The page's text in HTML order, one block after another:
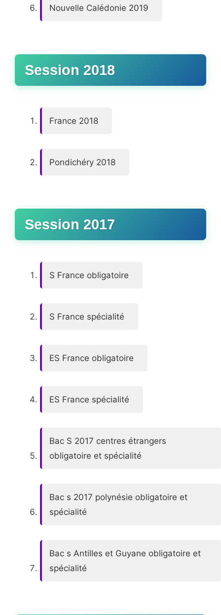
Nouvelle Calédonie 2019
Session 2018
France 2018
Pondichéry 2018
Session 2017
S France obligatoire
S France spécialité
ES France obligatoire
ES France spécialité
Bac S 2017 centres étrangers
obligatoire et spécialité
Bac s 2017 polynésie obligatoire et
spécialité
Bac s Antilles et Guyane obligatoire et
spécialité